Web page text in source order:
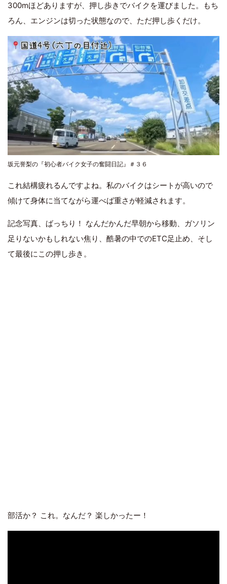
300mほどありますが、押し歩きでバイクを運びました。もち
ろん、エンジンは切った状態なので、ただ押し歩くだけ。
坂元誉梨の『初心者バイク女子の奮闘日記』＃３６
これ結構疲れるんですよね。私のバイクはシートが高いので
傾けて身体に当てながら運べば重さが軽減されます。
記念写真、ばっちり！ なんだかんだ早朝から移動、ガソリン
足りないかもしれない焦り、酷暑の中でのETC足止め、そし
て最後にこの押し歩き。
部活か？ これ。なんだ？ 楽しかったー！